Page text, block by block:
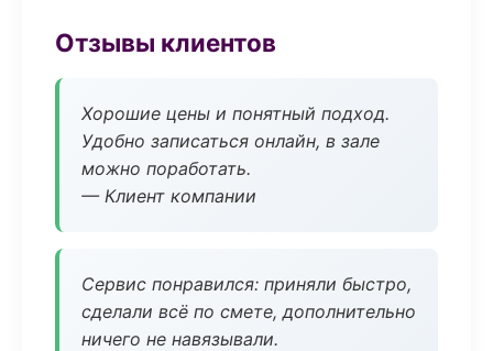
Отзывы клиентов
Хорошие цены и понятный подход.
Удобно записаться онлайн, в зале
можно поработать.
— Клиент компании
Сервис понравился: приняли быстро,
сделали всё по смете, дополнительно
ничего не навязывали.